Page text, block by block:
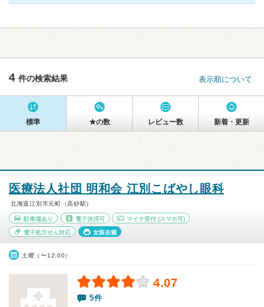
4 件の検索結果 表示順について
標準 ★の数 レビュー数 新着・更新
医療法人社団 明和会 江別こばやし眼科
北海道江別市元町（高砂駅）
駐車場あり 電子決済可 マイナ受付 (スマホ可)
電子処方せん対応 女医在籍
土曜（〜12:00）
4.07
5件